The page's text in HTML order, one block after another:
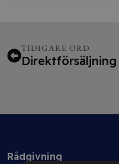
TIDIGARE ORD
Direktförsäljning
Rådgivning